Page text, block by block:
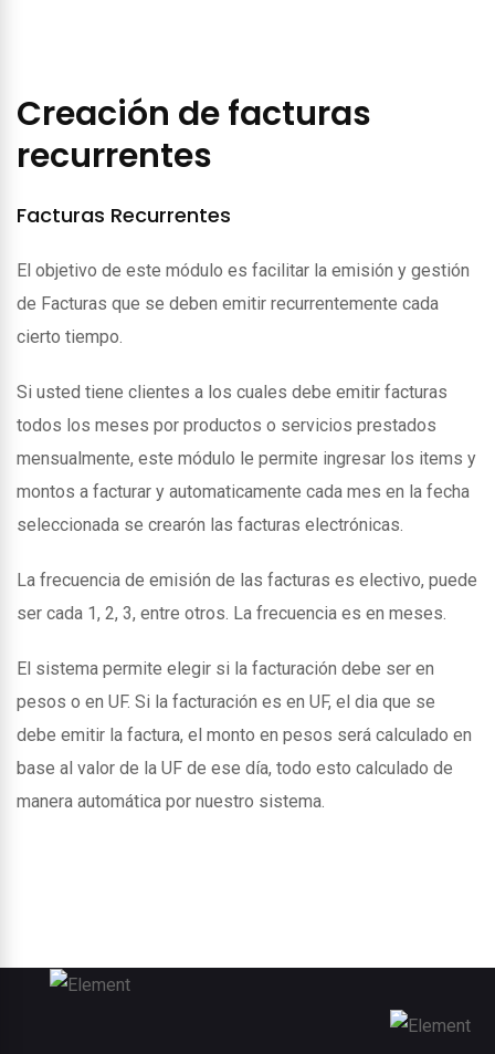
Creación de facturas
recurrentes
Facturas Recurrentes
El objetivo de este módulo es facilitar la emisión y gestión
de Facturas que se deben emitir recurrentemente cada
cierto tiempo.
Si usted tiene clientes a los cuales debe emitir facturas
todos los meses por productos o servicios prestados
mensualmente, este módulo le permite ingresar los items y
montos a facturar y automaticamente cada mes en la fecha
seleccionada se crearón las facturas electrónicas.
La frecuencia de emisión de las facturas es electivo, puede
ser cada 1, 2, 3, entre otros. La frecuencia es en meses.
El sistema permite elegir si la facturación debe ser en
pesos o en UF. Si la facturación es en UF, el dia que se
debe emitir la factura, el monto en pesos será calculado en
base al valor de la UF de ese día, todo esto calculado de
manera automática por nuestro sistema.